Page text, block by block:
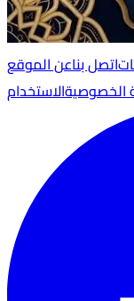
عن الموقعاتصل بنا
الاستخدامالخصوصية